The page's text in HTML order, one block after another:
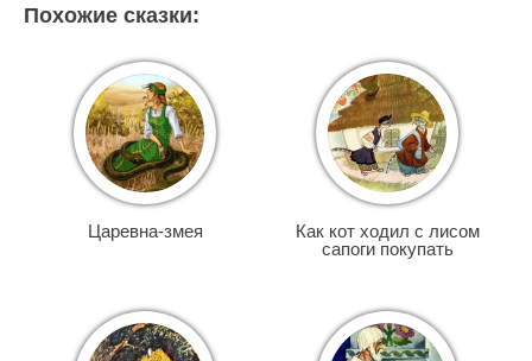
Похожие сказки:
Царевна-змея
Как кот ходил с лисом
сапоги покупать